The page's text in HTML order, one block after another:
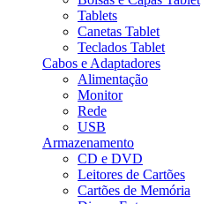
Tablets
Canetas Tablet
Teclados Tablet
Cabos e Adaptadores
Alimentação
Monitor
Rede
USB
Armazenamento
CD e DVD
Leitores de Cartões
Cartões de Memória